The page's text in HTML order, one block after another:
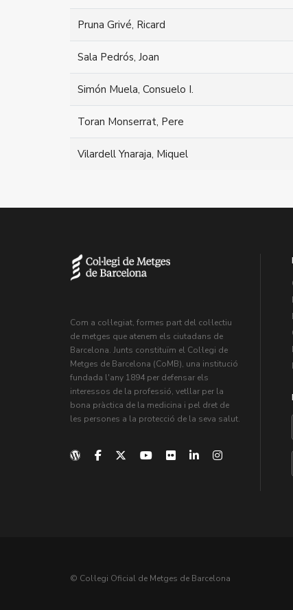
Pruna Grivé, Ricard
Sala Pedrós, Joan
Simón Muela, Consuelo I.
Toran Monserrat, Pere
Vilardell Ynaraja, Miquel
Com a col·legiat, formes part del col·lectiu
de metges que atenem els ciutadans de
Barcelona. Junts constituïm el Col·legi de
Metges de Barcelona (CoMB), una institució
fundada l'any 1894 per defensar els
interessos de la professió, vetllar per la
bona pràctica de la medicina i pel dret de
les persones a la protecció de la seva salut.
© Col·legi Oficial de Metges de Barcelona